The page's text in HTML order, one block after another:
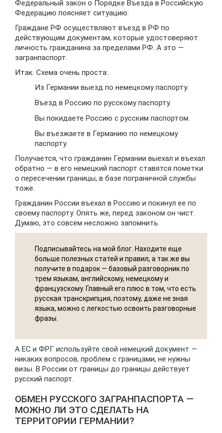
Федеральный закон о Порядке Въезда в Российскую
Федерацию поясняет ситуацию:
Граждане РФ осуществляют въезд в РФ по
действующим документам, которые удостоверяют
личность гражданина за пределами РФ. А это —
загранпаспорт.
Итак. Схема очень проста:
Из Германии выезд по немецкому паспорту.
Въезд в Россию по русскому паспорту.
Вы покидаете Россию с русским паспортом.
Вы въезжаете в Германию по немецкому
паспорту.
Получается, что гражданин Германии выехал и въехал
обратно — в его немецкий паспорт ставятся пометки
о пересечении границы, в базе пограничной службы
тоже.
Гражданин России въехал в Россию и покинул ее по
своему паспорту. Опять же, перед законом он чист.
Думаю, это совсем несложно запомнить.
Подписывайтесь на мой блог. Находите еще
больше полезных статей и правил, а так же вы
получите в подарок — базовый разговорник по
трем языкам, английскому, немецкому и
французскому. Главный его плюс в том, что есть
русская транскрипция, поэтому, даже не зная
языка, можно с легкостью освоить разговорные
фразы.
А ЕС и ФРГ используйте свой немецкий документ —
никаких вопросов, проблем с границами, не нужны
визы. В России от границы до границы действует
русский паспорт.
ОБМЕН РУССКОГО ЗАГРАНПАСПОРТА —
МОЖНО ЛИ ЭТО СДЕЛАТЬ НА
ТЕРРИТОРИИ ГЕРМАНИИ?